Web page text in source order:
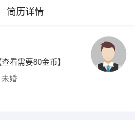
简历详情
查看需要80金币】
未婚